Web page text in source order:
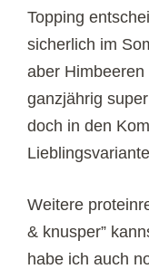
Topping
sicherlich im
aber
ganzjährig
doch in den
Weitere
& knusper”
habe ich auch